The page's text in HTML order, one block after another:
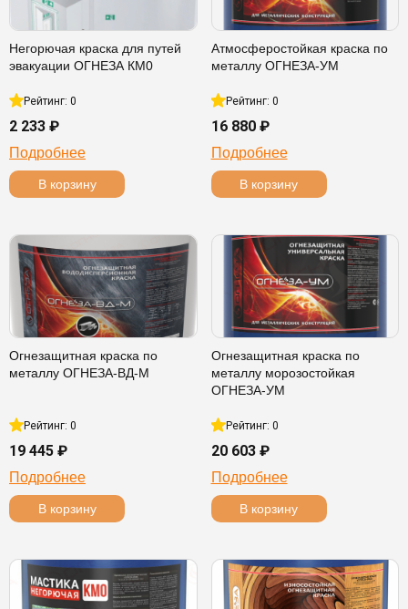
Негорючая краска для путей
эвакуации ОГНЕЗА КМ0
Рейтинг: 0
2 233 ₽
Подробнее
В корзину
Атмосферостойкая краска по
металлу ОГНЕЗА-УМ
Рейтинг: 0
16 880 ₽
Подробнее
В корзину
Огнезащитная краска по
металлу ОГНЕЗА-ВД-М
Рейтинг: 0
19 445 ₽
Подробнее
В корзину
Огнезащитная краска по
металлу морозостойкая
ОГНЕЗА-УМ
Рейтинг: 0
20 603 ₽
Подробнее
В корзину